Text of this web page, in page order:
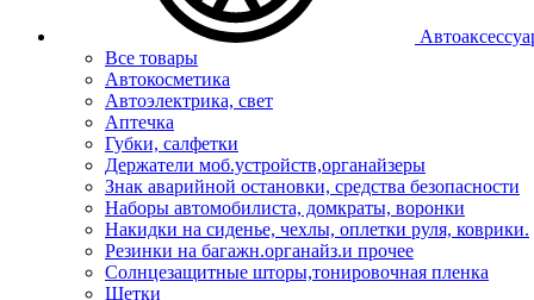
Все товары
Автокосметика
Автоэлектрика, свет
Аптечка
Губки, салфетки
Держатели моб.устройств,органайзеры
Знак аварийной остановки, средства безопасности
Наборы автомобилиста, домкраты, воронки
Накидки на сиденье, чехлы, оплетки руля, коврики.
Резинки на багажн.органайз.и прочее
Солнцезащитные шторы,тонировочная пленка
Щетки